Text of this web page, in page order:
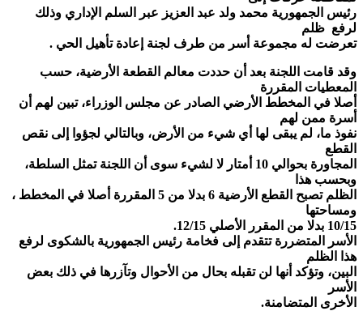
رئيس الجمهورية محمد ولد عبد العزيز عبر السلم الإداري وذلك
لرفع ظلم
تعرضت له مجموعة أسر من طرف لجنة إعادة تأهيل الحي .
وقد قامت اللجنة بعد أن حددت معالم القطعة الأرضية، حسب
المعطيات المقررة
أصلا في المخطط الأرضي الصادر عن مجلس الوزراء، تبين لهم أن
أسرة ممن لهم
نفوذ ما، لم يبقى لها أي شيء من الأرض، وبالتالي لجؤوا إلى نقص
القطع
المجاورة بحوالي 10 أمتار لا لشيء سوى أن اللجنة تمثل السلطة،
وبحسب هذا
الظلم تصبح القطع الأرضية 6 بدلا من 5 المقررة أصلا في المخطط ،
ومساحتها
10/15 بدلا من المقرر الأصلي 12/15.
الأسر المتضررة تتقدم إلى فخامة رئيس الجمهورية بالشكوى لرفع
هذا الظلم
البين، وتؤكد أنها لن تقبله بحال من الأحوال وتآزرها في ذلك بعض
الأسر
الأخرى المتضامنة.